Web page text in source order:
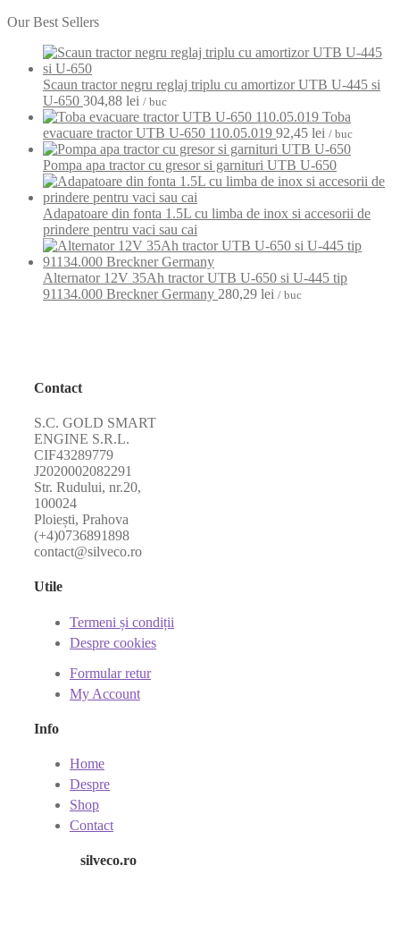
Our Best Sellers
Scaun tractor negru reglaj triplu cu amortizor UTB U-445 si
U-650 304,88 lei / buc
Toba
evacuare tractor UTB U-650 110.05.019 92,45 lei / buc
Pompa apa tractor cu gresor si garnituri UTB U-650
Adapatoare din fonta 1.5L cu limba de inox si accesorii de
prindere pentru vaci sau cai
Alternator 12V 35Ah tractor UTB U-650 si U-445 tip
91134.000 Breckner Germany 280,29 lei / buc
Contact
S.C. GOLD SMART
ENGINE S.R.L.
CIF43289779
J2020002082291
Str. Rudului, nr.20,
100024
Ploiești, Prahova
(+4)0736891898
contact@silveco.ro
Utile
Termeni și condiții
Despre cookies
Formular retur
My Account
Info
Home
Despre
Shop
Contact
silveco.ro